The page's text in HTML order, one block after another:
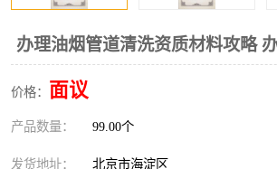
办理油烟管道清洗资质材料攻略
价格： 面议
产品数量： 99.00个
发货地址： 北京市海淀区